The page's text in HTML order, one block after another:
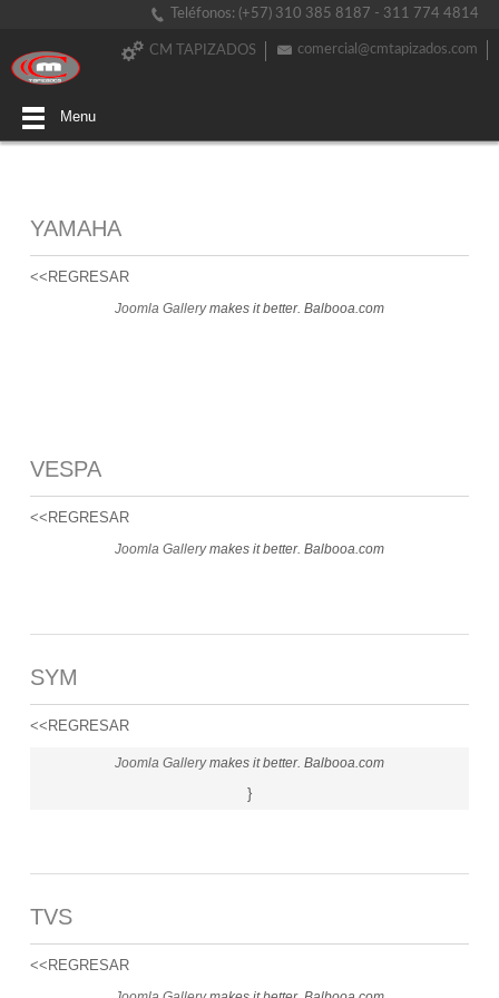
Teléfonos: (+57) 310 385 8187 - 311 774 4814
comercial@cmtapizados.com
CM TAPIZADOS
Menu
YAMAHA
<<REGRESAR
Joomla Gallerymakes it better. Balbooa.com
VESPA
<<REGRESAR
Joomla Gallerymakes it better. Balbooa.com
SYM
<<REGRESAR
Joomla Gallerymakes it better. Balbooa.com
}
TVS
<<REGRESAR